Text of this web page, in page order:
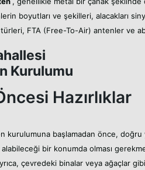
boyutları ve şekilleri, alacakları
FTA (Free-To-Air) antenler ve
Kurulumu
Hazırlıklar
kurulumuna başlamadan önce,
bir konumda olması
çevredeki binalar veya ağaçlar